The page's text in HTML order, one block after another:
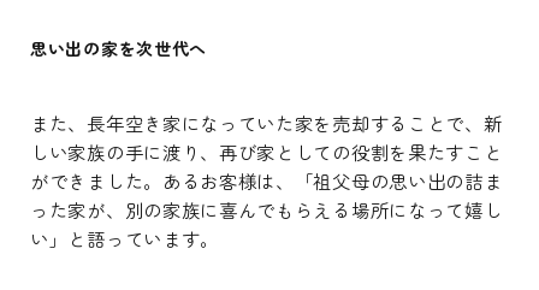
思い出の家を次世代へ
また、長年空き家になっていた家を売却することで、新
しい家族の手に渡り、再び家としての役割を果たすこと
ができました。あるお客様は、「祖父母の思い出の詰ま
った家が、別の家族に喜んでもらえる場所になって嬉し
い」と語っています。